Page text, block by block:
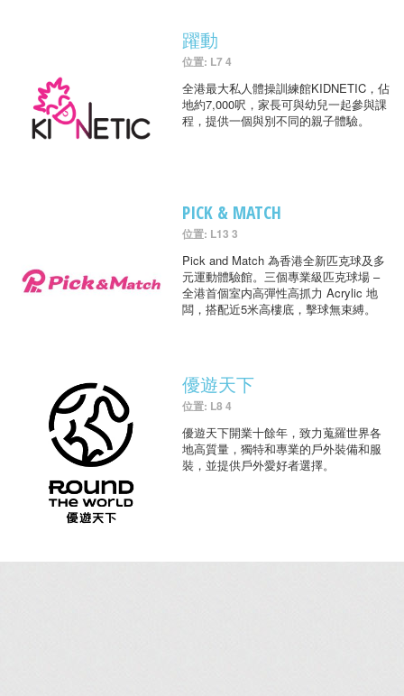
躍動
位置: L7 4
全港最大私人體操訓練館KIDNETIC，佔
地約7,000呎，家長可與幼兒一起參與課
程，提供一個與別不同的親子體驗。
PICK & MATCH
位置: L13 3
Pick and Match 為香港全新匹克球及多
元運動體驗館。三個專業級匹克球場 –
全港首個室内高彈性高抓力 Acrylic 地
闆，搭配近5米高樓底，擊球無束縛。
優遊天下
位置: L8 4
優遊天下開業十餘年，致力蒐羅世界各
地高質量，獨特和專業的戶外裝備和服
裝，並提供戶外愛好者選擇。